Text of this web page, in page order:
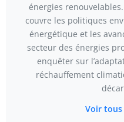
énergies
couvre les politiques
énergétique et les
secteur des énergies
enquêter sur
réchauffement
Voir